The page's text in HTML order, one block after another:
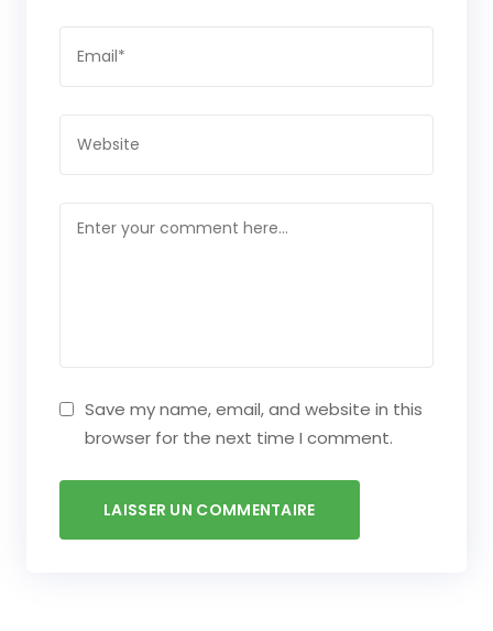
Save my name, email, and website in this
browser for the next time I comment.